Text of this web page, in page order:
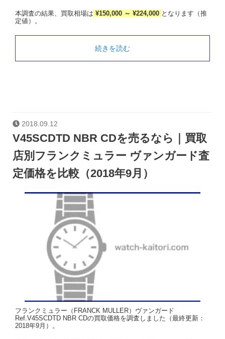
本調査の結果、買取相場は ¥150,000 ～ ¥224,000 となります（推
定値）。
続きを読む
2018.09.12
V45SCDTD NBR CDを売るなら｜買取
店別フランクミュラー ヴァンガード査
定価格を比較（2018年9月）
フランクミュラー（FRANCK MULLER）ヴァンガード
Ref.V45SCDTD NBR CDの買取価格を調査しました（最終更新：
2018年9月）。